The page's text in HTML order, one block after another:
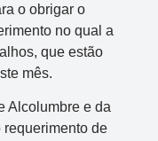
o obrigar o
no qual a
que estão
mês.
Alcolumbre e da
requerimento de